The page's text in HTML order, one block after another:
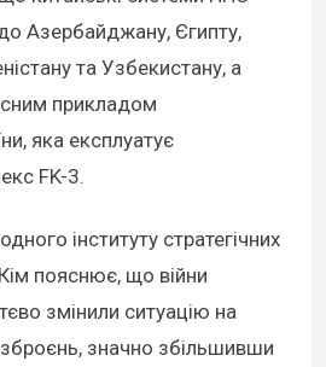
Азербайджану, Єгипту,
та Узбекистану, а
прикладом
яка експлуатує
FK-3.
інституту стратегічних
пояснює, що війни
змінили ситуацію на
значно збільшивши